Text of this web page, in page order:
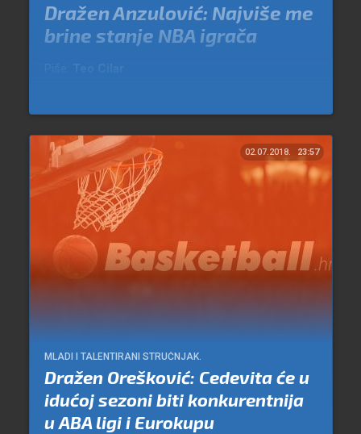
Dražen Anzulović: Najviše me
brine stanje NBA igrača
02.07.2018. 23:57
MLADI I TALENTIRANI STRUČNJAK.
Dražen Orešković: Cedevita će u
idućoj sezoni biti konkurentnija
u ABA ligi i Eurokupu